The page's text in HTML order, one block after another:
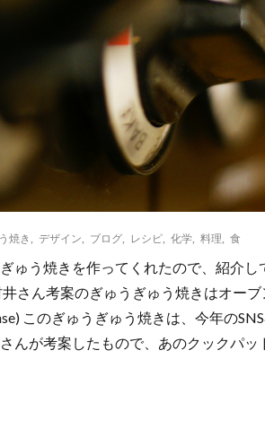
焼き デザイン ブログ レシピ 化学 料理 食
ゅう焼きを作ってくれたので、紹介し
さん考案のぎゅうぎゅう焼きはオー
このぎゅうぎゅう焼きは、今年の
んが考案したもので、あのクックパ